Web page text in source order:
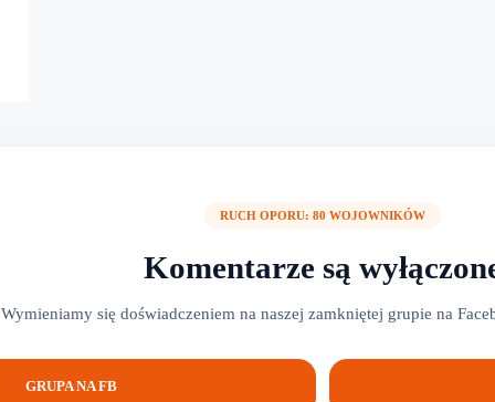
RUCH OPORU: 80 WOJOWNIKÓW
Komentarze są
Wymieniamy się doświadczeniem na naszej zamkniętej grupie na
GRUPA NA FB